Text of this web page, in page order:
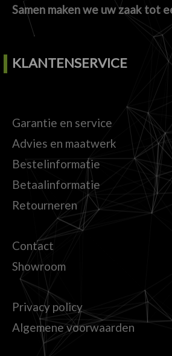
Samen maken we uw zaak tot
KLANTENSERVICE
Garantie en service
Advies en maatwerk
Bestelinformatie
Betaalinformatie
Retourneren
Contact
Showroom
Privacy policy
Algemene voorwaarden